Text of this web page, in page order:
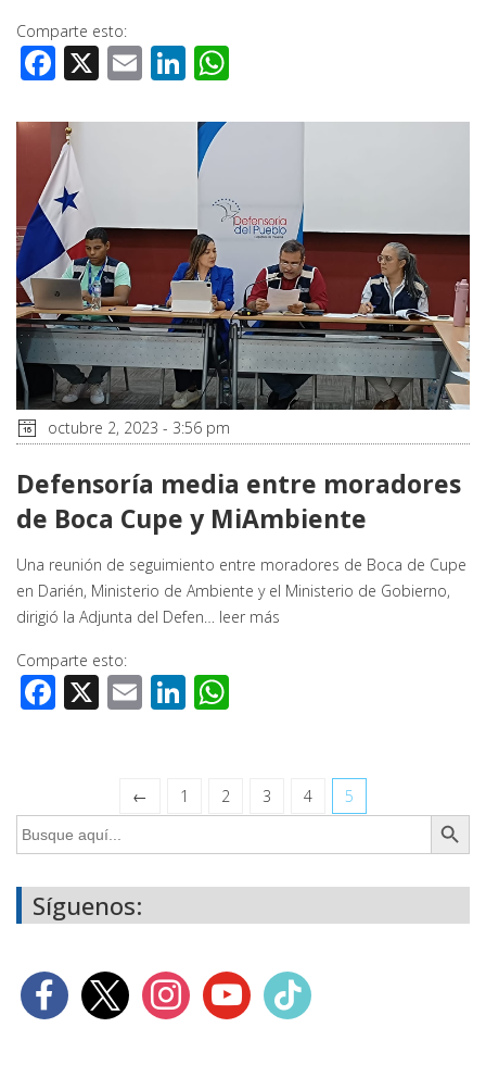
Comparte esto:
Facebook
X EmailLinkedIn
octubre 2, 2023 - 3:56 pm
Defensoría media entre moradores
de Boca Cupe y MiAmbiente
Una reunión de seguimiento entre moradores de Boca de Cupe
en Darién, Ministerio de Ambiente y el Ministerio de Gobierno,
dirigió la Adjunta del Defen… leer más
Comparte esto:
Facebook
X EmailLinkedIn
← 1 2 3 4
5
Buscar:
Botón de
Síguenos: